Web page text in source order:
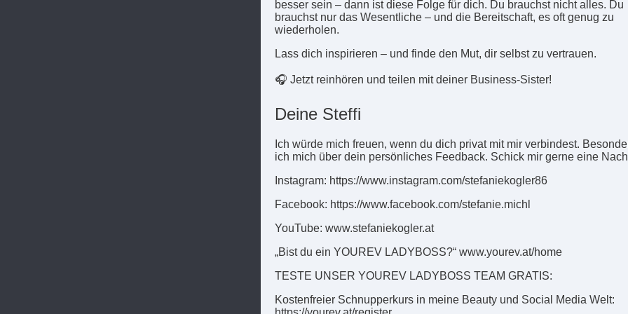
besser sein – dann ist diese Folge für dich. Du brauchst nicht alles. Du
brauchst nur das Wesentliche – und die Bereitschaft, es oft genug zu
wiederholen.
Lass dich inspirieren – und finde den Mut, dir selbst zu vertrauen.
🎧 Jetzt reinhören und teilen mit deiner Business-Sister!
Deine Steffi
Ich würde mich freuen, wenn du dich privat mit mir verbindest.
ich mich über dein persönliches Feedback. Schick mir gerne eine
Instagram: https://www.instagram.com/stefaniekogler86
Facebook: https://www.facebook.com/stefanie.michl
YouTube: www.stefaniekogler.at
„Bist du ein YOUREV LADYBOSS?“ www.yourev.at/home
TESTE UNSER YOUREV LADYBOSS TEAM GRATIS:
Kostenfreier Schnupperkurs in meine Beauty und Social Media Welt: